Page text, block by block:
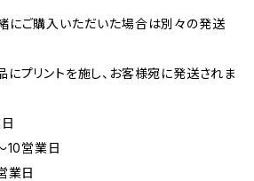
にご購入いただいた場合は別々の発送
にプリントを施し、お客様宛に発送されま
10営業日
業日